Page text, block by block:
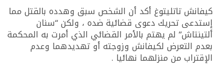
كيفانش تاتليتوغ أكد أن الشخص سبق وهدده بالقتل مما
إستدعى تحريك دعوى قضائية ضده ، ولكن “سنان
ألتينتاش” لم يهتم بالأمر القضائي الذي أمرت به المحكمة
بعدم التعرض لكيفانش وزوجته أو تهديدهما وعدم
الإقتراب من منزلهما نهائيا .